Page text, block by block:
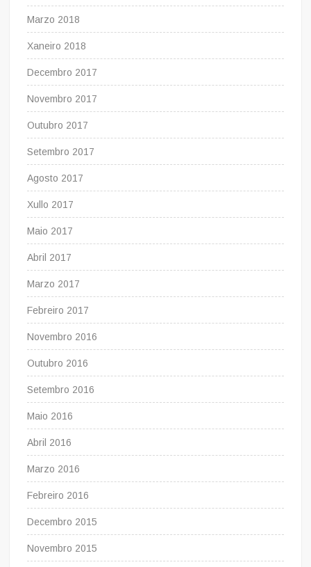
Marzo 2018
Xaneiro 2018
Decembro 2017
Novembro 2017
Outubro 2017
Setembro 2017
Agosto 2017
Xullo 2017
Maio 2017
Abril 2017
Marzo 2017
Febreiro 2017
Novembro 2016
Outubro 2016
Setembro 2016
Maio 2016
Abril 2016
Marzo 2016
Febreiro 2016
Decembro 2015
Novembro 2015